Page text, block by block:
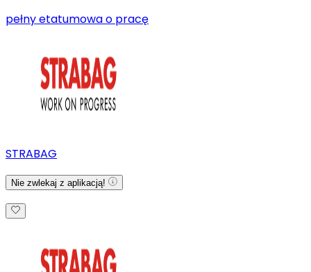
pełny etatumowa o pracę
STRABAG
Nie zwlekaj z aplikacją!